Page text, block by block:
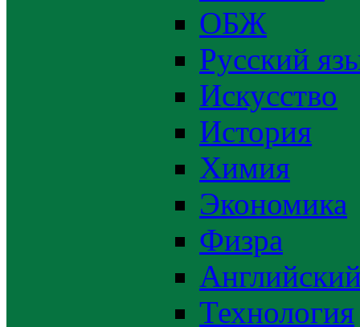
ОБЖ
Русский
Искусство
История
Химия
Экономика
Физра
Технология